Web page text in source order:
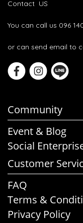
Contact US
You can call us 096
or can send email to
Community
Event & Blog
Social
Customer
FAQ
Terms &
Privacy Policy